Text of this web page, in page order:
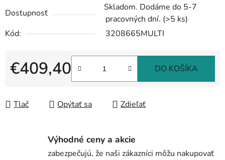
Dostupnosť
Skladom. Dodáme do 5-7
pracovných dní. (>5 ks)
Kód:
3208665MULTI
€409,40 DO KOŠÍKA
Tlač Opýtať sa Zdieľať
Výhodné ceny a akcie
zabezpečujú, že naši zákazníci môžu nakupovať